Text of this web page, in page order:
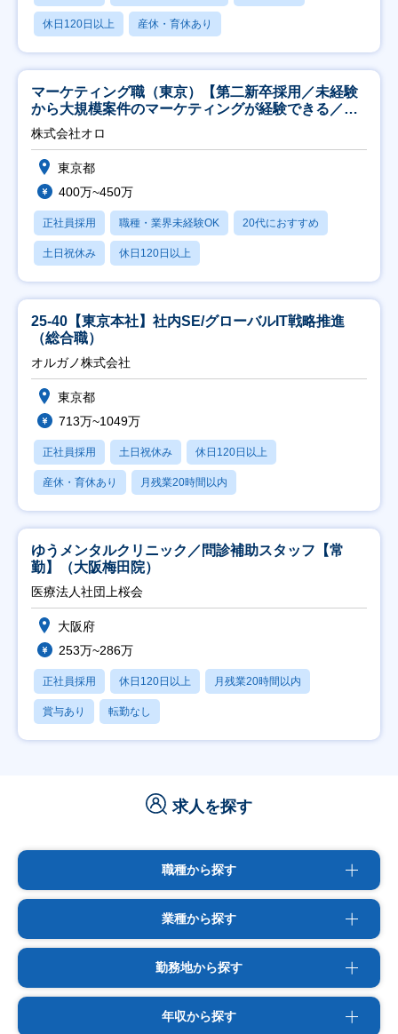
休日120日以上 産休・育休あり
マーケティング職（東京）【第二新卒採用／未経験
から大規模案件のマーケティングが経験できる／研
修充実】
株式会社オロ
東京都
400万~450万
正社員採用 職種・業界未経験OK 20代におすすめ
土日祝休み 休日120日以上
25-40【東京本社】社内SE/グローバルIT戦略推進
（総合職）
オルガノ株式会社
東京都
713万~1049万
正社員採用 土日祝休み 休日120日以上
産休・育休あり 月残業20時間以内
ゆうメンタルクリニック／問診補助スタッフ【常
勤】（大阪梅田院）
医療法人社団上桜会
大阪府
253万~286万
正社員採用 休日120日以上 月残業20時間以内
賞与あり 転勤なし
求人を探す
職種から探す
業種から探す
勤務地から探す
年収から探す